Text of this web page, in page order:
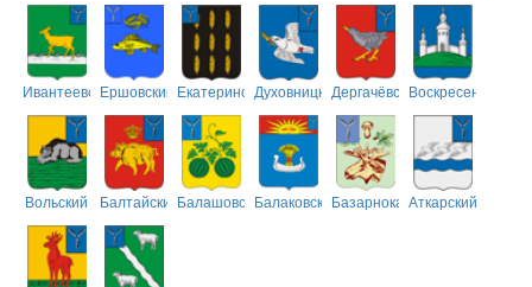
ИвантеевскийЕршовский ЕкатериновскийДуховницкийДергачёвскийВоскресенский
Вольский БалтайскийБалашовскийБалаковскийБазарнокарабулакский
Аткарский